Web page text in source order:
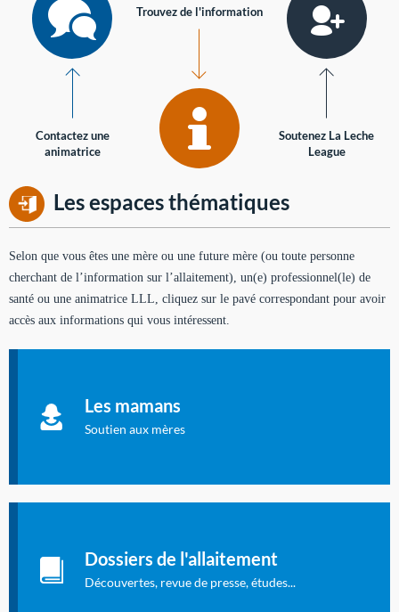
Contactez une
animatrice
Trouvez de l'information
Soutenez La Leche
League
Les espaces thématiques
Selon que vous êtes une mère ou une future mère (ou toute personne
cherchant de l’information sur l’allaitement), un(e) professionnel(le) de
santé ou une animatrice LLL, cliquez sur le pavé correspondant pour avoir
accès aux informations qui vous intéressent.
Les mamans
Soutien aux mères
à allaiter et vous informer : toutes les rubriques qui
concernent l'allaitement.
Dossiers de l'allaitement
Découvertes, revue de presse, études...
dernières études sur l'allaitement publiées dans la presse
internationale.